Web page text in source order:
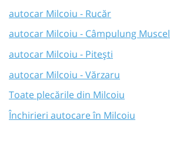
autocar Milcoiu - Rucăr
autocar Milcoiu - Câmpulung Muscel
autocar Milcoiu - Pitești
autocar Milcoiu - Vărzaru
Toate plecările din Milcoiu
Închirieri autocare în Milcoiu